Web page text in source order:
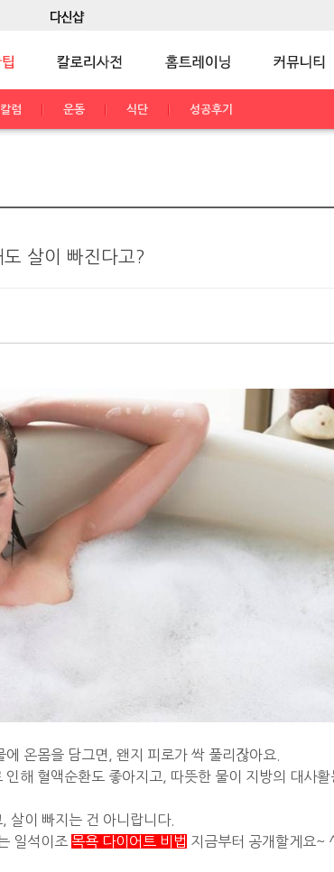
칼럼 운동 식단 성공후기
살이 빠진다고?
온몸을 담그면, 왠지 피로가 싹 풀리잖아요.
해 혈액순환도 좋아지고, 따뜻한 물이 지방의 대사
살이 빠지는 건 아니랍니다.
일석이조 목욕 다이어트 비법 지금부터 공개할게요~